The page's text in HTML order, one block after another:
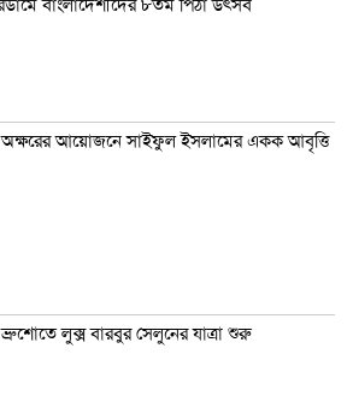
বাংলাদেশীদের ৮তম পিঠা উৎসব
অক্ষরের আয়োজনে সাইফুল ইসলামের একক আবৃত্তি
ব্রুশোতে লুক্স বারবুর সেলুনের যাত্রা শুরু